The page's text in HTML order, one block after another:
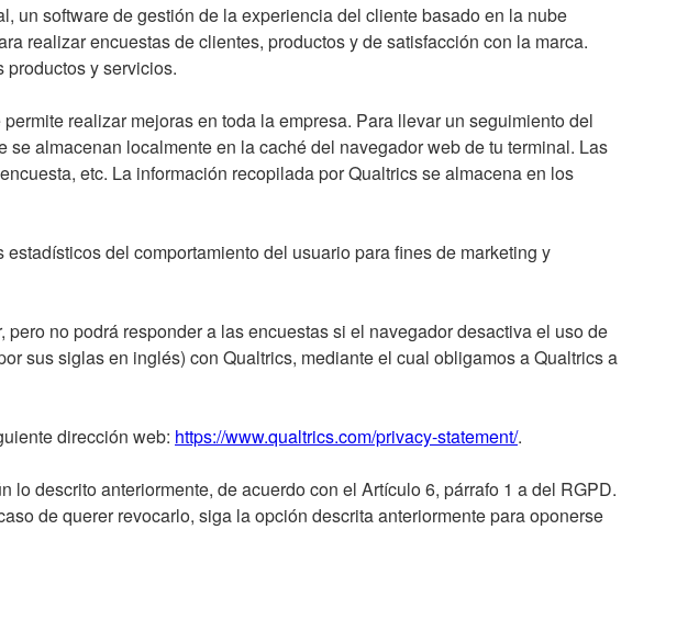
un software de gestión de la experiencia del cliente basado en la nube
realizar encuestas de clientes, productos y de satisfacción con la marca.
y servicios.
realizar mejoras en toda la empresa. Para llevar un seguimiento del
almacenan localmente en la caché del navegador web de tu terminal. Las
etc. La información recopilada por Qualtrics se almacena en los
del comportamiento del usuario para fines de marketing y
no podrá responder a las encuestas si el navegador desactiva el uso de
sus siglas en inglés) con Qualtrics, mediante el cual obligamos a Qualtrics a
dirección web: https://www.qualtrics.com/privacy-statement/.
descrito anteriormente, de acuerdo con el Artículo 6, párrafo 1 a del RGPD.
de querer revocarlo, siga la opción descrita anteriormente para oponerse